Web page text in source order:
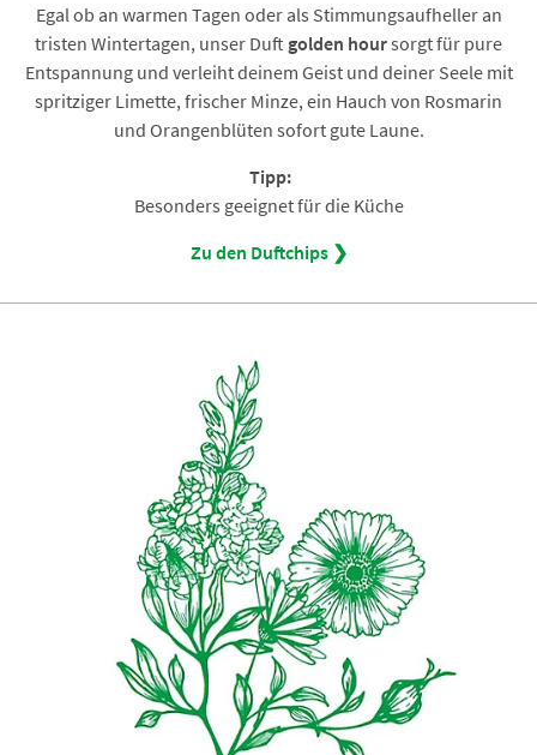
Egal ob an warmen Tagen oder als Stimmungsaufheller an
tristen Wintertagen, unser Duft golden hoursorgt für pure
Entspannung und verleiht deinem Geist und deiner Seele mit
spritziger Limette, frischer Minze, ein Hauch von Rosmarin
und Orangenblüten sofort gute Laune.
Tipp:
Besonders geeignet für die Küche
Zu den Duftchips ❯